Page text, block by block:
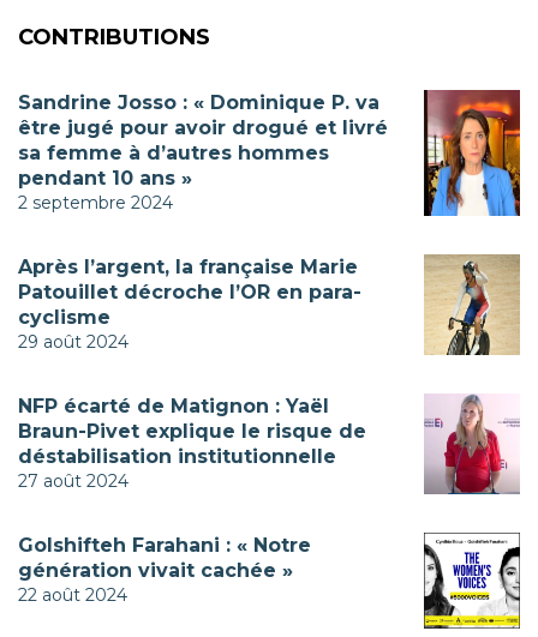
CONTRIBUTIONS
Sandrine Josso : « Dominique P. va
être jugé pour avoir drogué et livré
sa femme à d’autres hommes
pendant 10 ans »
2 septembre 2024
Après l’argent, la française Marie
Patouillet décroche l’OR en para-
cyclisme
29 août 2024
NFP écarté de Matignon : Yaël
Braun-Pivet explique le risque de
déstabilisation institutionnelle
27 août 2024
Golshifteh Farahani : « Notre
génération vivait cachée »
22 août 2024